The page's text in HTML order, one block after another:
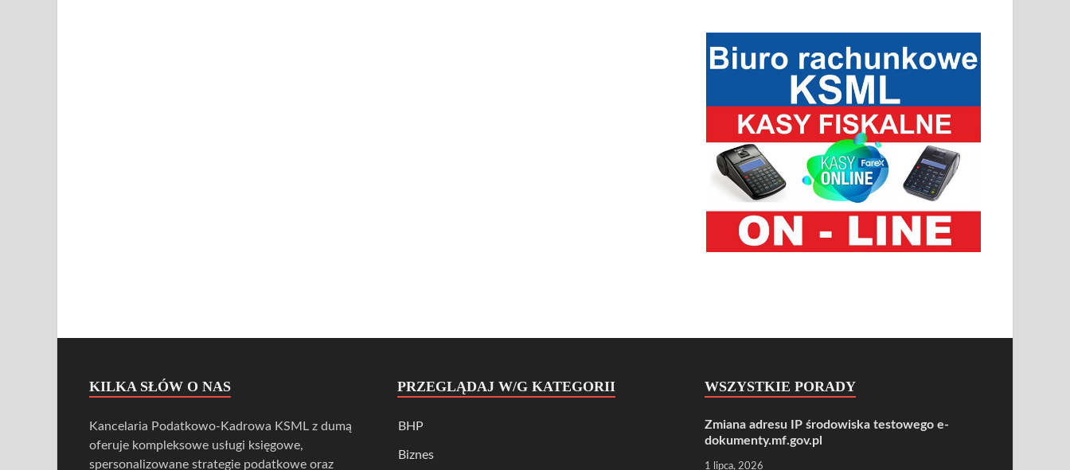
KILKA SŁÓW O NAS
Kancelaria Podatkowo-Kadrowa KSML z dumą
oferuje kompleksowe usługi księgowe,
spersonalizowane strategie podatkowe oraz
PRZEGLĄDAJ W/G KATEGORII
BHP
Biznes
WSZYSTKIE PORADY
Zmiana adresu IP środowiska testowego e-
dokumenty.mf.gov.pl
1 lipca, 2026